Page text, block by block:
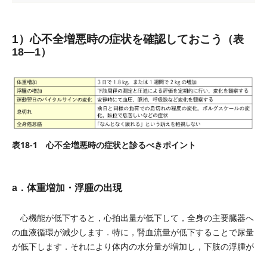
1）心不全増悪時の症状を確認しておこう
（表
18—1）
表18-1 心不全増悪時の症状と診るべきポイント
a．体重増加・浮腫の出現
心機能が低下すると，心拍出量が低下して，全身の主要臓器へ
の血液循環が減少します．特に，腎血流量が低下することで尿量
が低下します．それにより体内の水分量が増加し，下肢の浮腫が